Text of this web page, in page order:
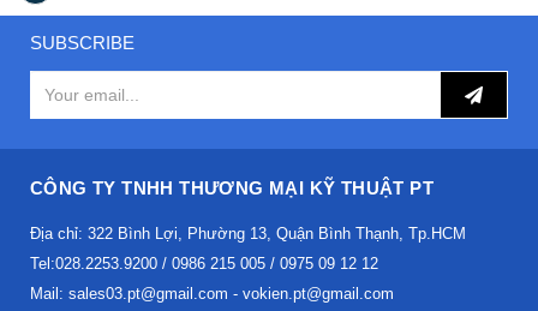
SUBSCRIBE
CÔNG TY TNHH THƯƠNG MẠI KỸ THUẬT PT
Địa chỉ: 322 Bình Lợi, Phường 13, Quận Bình Thạnh, Tp.HCM
Tel:028.2253.9200 / 0986 215 005 / 0975 09 12 12
Mail: sales03.pt@gmail.com - vokien.pt@gmail.com